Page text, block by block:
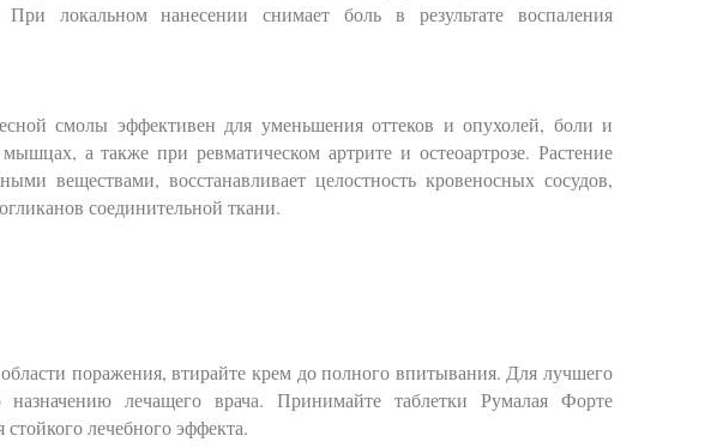
локальном нанесении снимает боль в результате воспаления
смолы эффективен для уменьшения оттеков и опухолей, боли и
а также при ревматическом артрите и остеоартрозе. Растение
веществами, восстанавливает целостность кровеносных сосудов,
соединительной ткани.
поражения, втирайте крем до полного впитывания. Для лучшего
лечащего врача. Принимайте таблетки Румалая Форте
лечебного эффекта.